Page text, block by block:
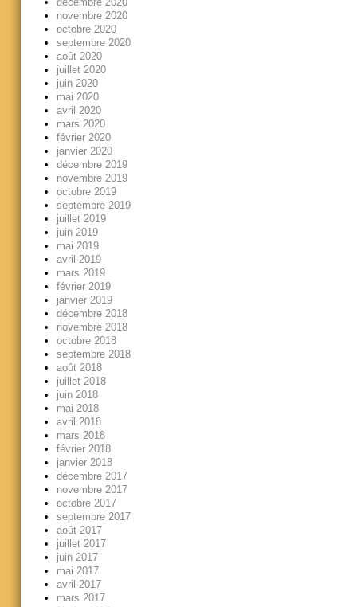
novembre 2020
octobre 2020
septembre 2020
août 2020
juillet 2020
juin 2020
mai 2020
avril 2020
mars 2020
février 2020
janvier 2020
décembre 2019
novembre 2019
octobre 2019
septembre 2019
juillet 2019
juin 2019
mai 2019
avril 2019
mars 2019
février 2019
janvier 2019
décembre 2018
novembre 2018
octobre 2018
septembre 2018
août 2018
juillet 2018
juin 2018
mai 2018
avril 2018
mars 2018
février 2018
janvier 2018
décembre 2017
novembre 2017
octobre 2017
septembre 2017
août 2017
juillet 2017
juin 2017
mai 2017
avril 2017
mars 2017